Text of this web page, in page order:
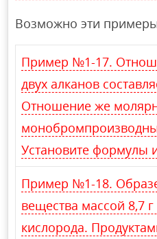
Возможно эти
Пример №1-17.
двух алканов
Отношение же
Установите формулы
Пример №1-18.
вещества массой 8,7
кислорода.